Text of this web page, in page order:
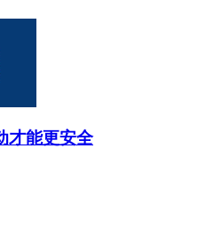
才能更安全